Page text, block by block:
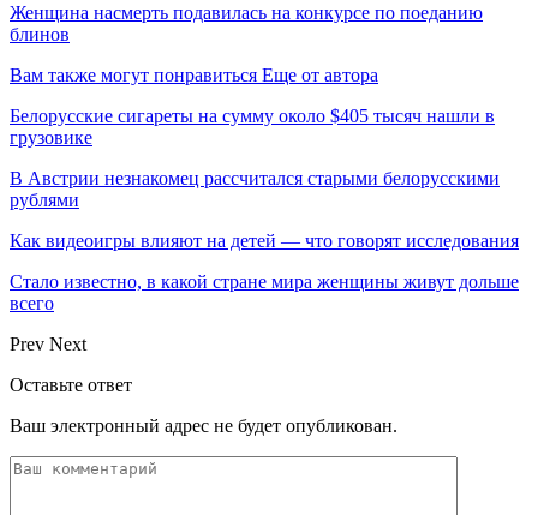
Женщина насмерть подавилась на конкурсе по поеданию
блинов
Вам также могут понравиться Еще от автора
Белорусские сигареты на сумму около $405 тысяч нашли в
грузовике
В Австрии незнакомец рассчитался старыми белорусскими
рублями
Как видеоигры влияют на детей — что говорят исследования
Стало известно, в какой стране мира женщины живут дольше
всего
Prev Next
Оставьте ответ
Ваш электронный адрес не будет опубликован.